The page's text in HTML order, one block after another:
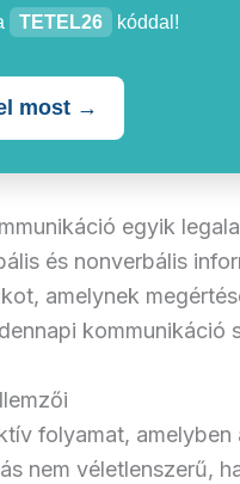
TETEL26 kóddal!
most →
egyik
és nonverbális
amelynek
kommunikáció
folyamat,
nem véletlenszerű,